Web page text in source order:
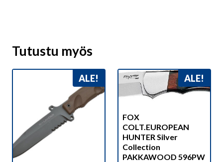
Tutustu myös
ALE! ALE!
FOX
COLT.EUROPEAN
HUNTER Silver
Collection
PAKKAWOOD 596PW